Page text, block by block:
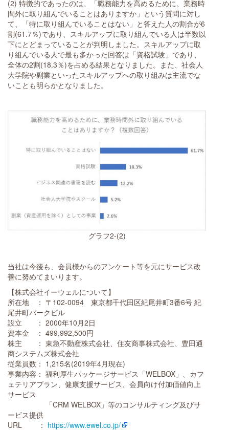
(2) 特徴的であったのは、「職務能力を高めるために、業務時
間外に取り組んでいることはありますか」という質問に対し
て、「特に取り組んでいることはない」と答えた人の割合が6
割(61.7％)であり、スキルアップに取り組んでいる人は半数以
下にとどまっていることが判明しました。スキルアップに取
り組んでいる人で最も多かった回答は「資格試験」であり、
全体の2割(18.3％)を占める結果となりました。また、社会人
大学院や副業といったスキルアップへの取り組みは主流でな
いことも明らかとなりました。
グラフ2-(2)
当社は今後も、会員様からのアンケート等を元にサービス改
善に努めてまいります。
【株式会社イーウェルについて】
所在地 ： 〒102-0094 東京都千代田区紀尾井町3番6号 紀
尾井町パークビル
設立 ： 2000年10月2日
資本金 ： 499,992,500円
株主 ： 東急不動産株式会社、住友商事株式会社、豊田通
商システムズ株式会社
従業員数： 1,215名(2019年4月現在)
事業内容： 福利厚生パッケージサービス「WELBOX」、カフ
ェテリアプラン、健康支援サービス、会員向け付加価値向上
サービス
「CRM WELBOX」等のコンサルティング及びサ
ービス提供
URL ： https://www.ewel.co.jp/